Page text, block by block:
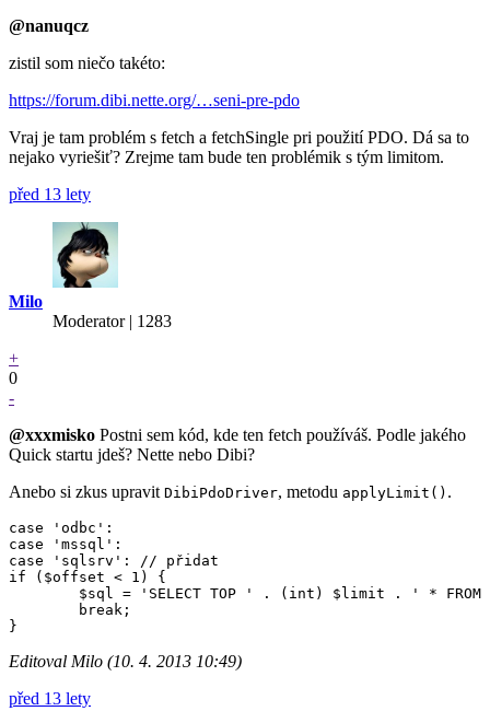
@nanuqcz
zistil som niečo takéto:
https://forum.dibi.nette.org/…seni-pre-pdo
Vraj je tam problém s fetch a fetchSingle pri použití PDO. Dá sa to
nejako vyriešiť? Zrejme tam bude ten problémik s tým limitom.
před 13 lety
Milo
Moderator | 1283
+
0
-
@xxxmisko Postni sem kód, kde ten fetch používáš. Podle jakého
Quick startu jdeš? Nette nebo Dibi?
Anebo si zkus upravit DibiPdoDriver, metodu applyLimit() .
case 'odbc':
case 'mssql':
case 'sqlsrv': // přidat
if ($offset < 1) {
Editoval Milo (10. 4. 2013 10:49)
před 13 lety